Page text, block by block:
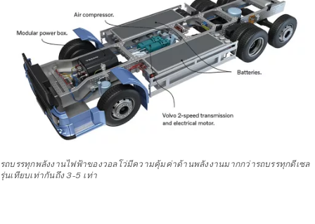
รถบรรทุกพลังงานไฟฟ้าของวอลโว่มีความคุ้มค่าด้านพลังงานมากกว่ารถบรรทุกดีเซล
รุ่นเทียบเท่ากันถึง 3-5 เท่า